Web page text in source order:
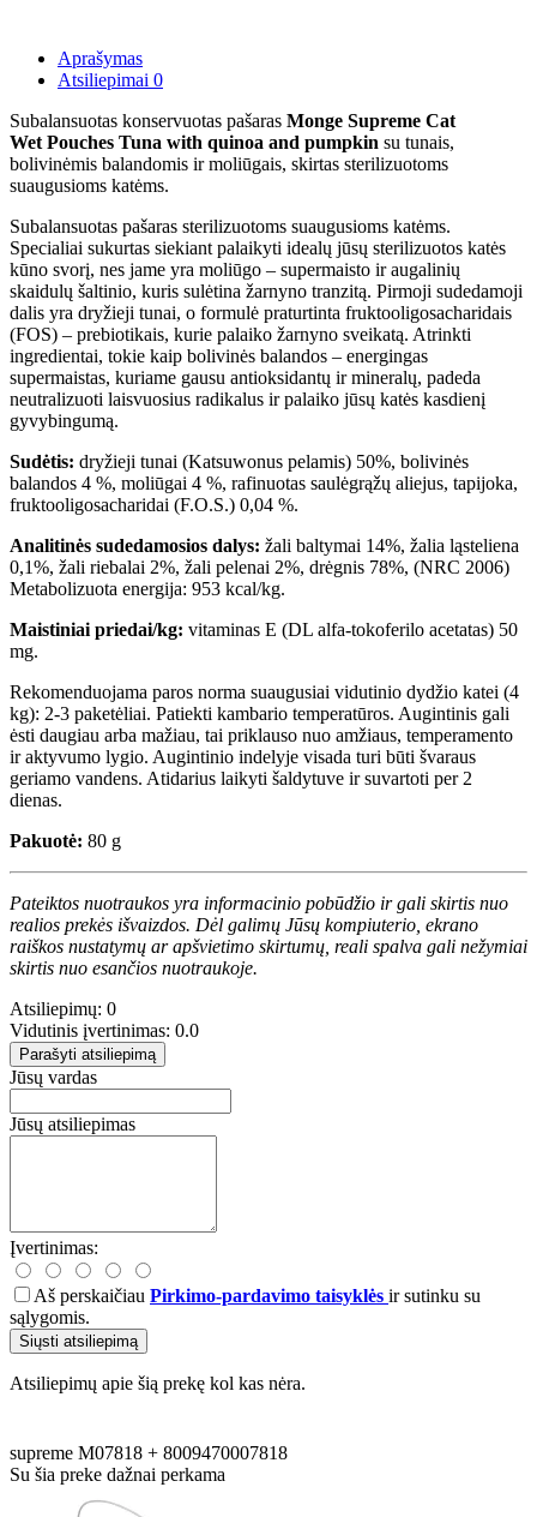
Aprašymas
Atsiliepimai 0
Subalansuotas konservuotas pašaras Monge Supreme Cat
Wet Pouches Tuna with quinoa and pumpkin su tunais,
bolivinėmis balandomis ir moliūgais, skirtas sterilizuotoms
suaugusioms katėms.
Subalansuotas pašaras sterilizuotoms suaugusioms katėms.
Specialiai sukurtas siekiant palaikyti idealų jūsų sterilizuotos katės
kūno svorį, nes jame yra moliūgo – supermaisto ir augalinių
skaidulų šaltinio, kuris sulėtina žarnyno tranzitą. Pirmoji sudedamoji
dalis yra dryžieji tunai, o formulė praturtinta fruktooligosacharidais
(FOS) – prebiotikais, kurie palaiko žarnyno sveikatą. Atrinkti
ingredientai, tokie kaip bolivinės balandos – energingas
supermaistas, kuriame gausu antioksidantų ir mineralų, padeda
neutralizuoti laisvuosius radikalus ir palaiko jūsų katės kasdienį
gyvybingumą.
Sudėtis: dryžieji tunai (Katsuwonus pelamis) 50%, bolivinės
balandos 4 %, moliūgai 4 %, rafinuotas saulėgrąžų aliejus, tapijoka,
fruktooligosacharidai (F.O.S.) 0,04 %.
Analitinės sudedamosios dalys: žali baltymai 14%, žalia ląsteliena
0,1%, žali riebalai 2%, žali pelenai 2%, drėgnis 78%, (NRC 2006)
Metabolizuota energija: 953 kcal/kg.
Maistiniai priedai/kg: vitaminas E (DL alfa-tokoferilo acetatas) 50
mg.
Rekomenduojama paros norma suaugusiai vidutinio dydžio katei (4
kg): 2-3 paketėliai. Patiekti kambario temperatūros. Augintinis gali
ėsti daugiau arba mažiau, tai priklauso nuo amžiaus, temperamento
ir aktyvumo lygio. Augintinio indelyje visada turi būti švaraus
geriamo vandens. Atidarius laikyti šaldytuve ir suvartoti per 2
dienas.
Pakuotė: 80 g
Pateiktos nuotraukos yra informacinio pobūdžio ir gali skirtis nuo
realios prekės išvaizdos. Dėl galimų Jūsų kompiuterio, ekrano
raiškos nustatymų ar apšvietimo skirtumų, reali spalva gali nežymiai
skirtis nuo esančios nuotraukoje.
Atsiliepimų: 0
Vidutinis įvertinimas: 0.0
Parašyti atsiliepimą
Jūsų vardas
Jūsų atsiliepimas
Įvertinimas:
Aš perskaičiau Pirkimo-pardavimo taisyklės ir sutinku su
sąlygomis.
Siųsti atsiliepimą
Atsiliepimų apie šią prekę kol kas nėra.
supreme M07818 + 8009470007818
Su šia preke dažnai perkama